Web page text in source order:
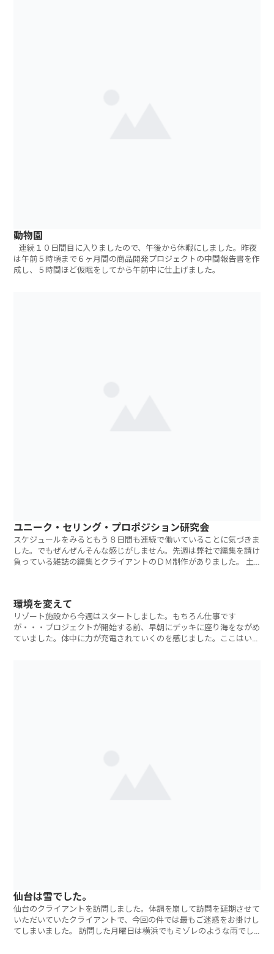
動物園
連続１０日間目に入りましたので、午後から休暇にしました。昨夜
は午前５時頃まで６ヶ月間の商品開発プロジェクトの中間報告書を作
成し、５時間ほど仮眠をしてから午前中に仕上げました。
ユニーク・セリング・プロポジション研究会
スケジュールをみるともう８日間も連続で働いていることに気づきま
した。でもぜんぜんそんな感じがしません。先週は弊社で編集を請け
負っている雑誌の編集とクライアントのＤＭ制作がありました。 土
環境を変えて
リゾート施設から今週はスタートしました。もちろん仕事です
が・・・プロジェクトが開始する前、早朝にデッキに座り海をながめ
ていました。体中に力が充電されていくのを感じました。ここはいつ
仙台は雪でした。
仙台のクライアントを訪問しました。体調を崩して訪問を延期させて
いただいていたクライアントで、今回の件では最もご迷惑をお掛けし
てしまいました。 訪問した月曜日は横浜でもミゾレのような雨でし